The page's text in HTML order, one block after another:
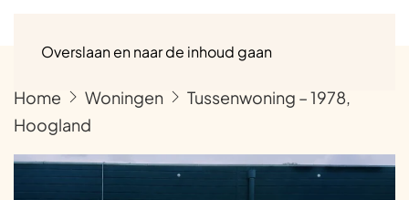
Overslaan en naar de inhoud gaan
Home Woningen
Tussenwoning – 1978,
Hoogland